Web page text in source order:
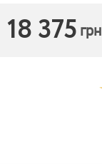
18 375 грн